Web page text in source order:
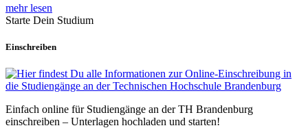
mehr lesen
Starte Dein Studium
Einschreiben
Einfach online für Studiengänge an der TH Brandenburg
einschreiben – Unterlagen hochladen und starten!